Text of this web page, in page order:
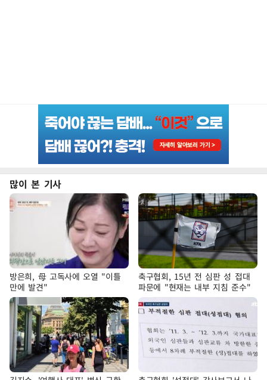
많이 본 기사
방은희, 母 고독사에 오열 "이틀
만에 발견"
축구협회, 15년 전 심판 성 접대
파문에 "현재는 내부 지침 준수"